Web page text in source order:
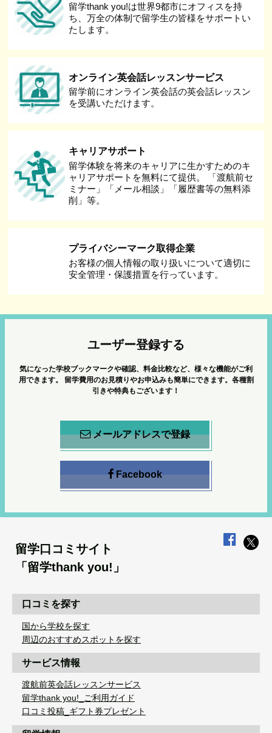
留学thank you!は世界9都市にオフィスを持
ち、万全の体制で留学生の皆様をサポートい
たします。
オンライン英会話レッスンサービス
留学前にオンライン英会話の英会話レッスン
を受講いただけます。
キャリアサポート
留学体験を将来のキャリアに生かすためのキ
ャリアサポートを無料にて提供。 「渡航前セ
ミナー」「メール相談」「履歴書等の無料添
削」等。
プライバシーマーク取得企業
お客様の個人情報の取り扱いについて適切に
安全管理・保護措置を行っています。
ユーザー登録する
気になった学校ブックマークや確認、料金比較など、様々な機能がご利
用できます。
留学費用のお見積りやお申込みも簡単にできます。各種割
引きや特典もございます！
メールアドレスで登録
Facebook
留学口コミサイト
「留学thank you!」
口コミを探す
国から学校を探す
周辺のおすすめスポットを探す
サービス情報
渡航前英会話レッスンサービス
留学thank you!_ご利用ガイド
口コミ投稿_ギフト券プレゼント